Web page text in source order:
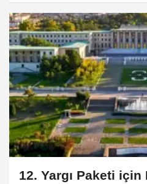
12. Yargı Paketi